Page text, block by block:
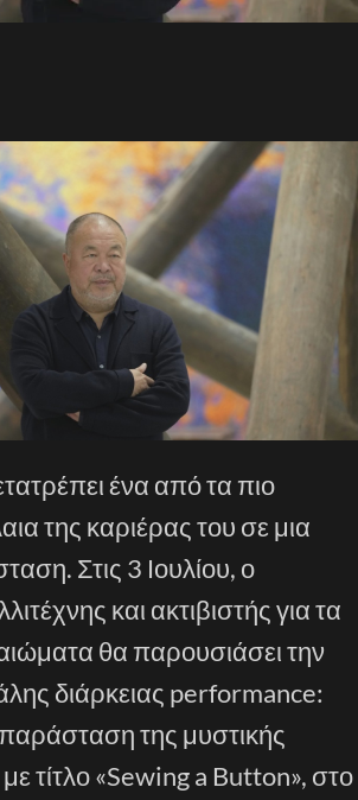
ένα από τα πιο
της καριέρας του σε μια
Στις 3 Ιουλίου, ο
και ακτιβιστής για τα
θα παρουσιάσει την
διάρκειας performance:
της μυστικής
τίτλο «Sewing a Button», στο